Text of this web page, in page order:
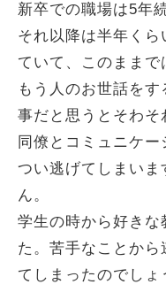
新卒での職場は5年
それ以降は半年くら
ていて、このままで
もう人のお世話を
事だと思うとそわそ
同僚とコミュニケ
つい逃げてしまい
ん。
学生の時から好きな
た。苦手なことか
てしまったのでし